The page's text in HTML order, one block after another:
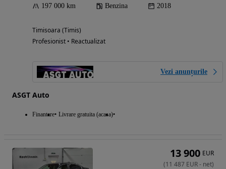
197 000 km Benzina 2018
Timisoara (Timis)
Profesionist • Reactualizat
Vezi anunțurile
ASGT Auto
Finantare Livrare gratuita (acasa)
13 900 EUR
(11 487 EUR- net)